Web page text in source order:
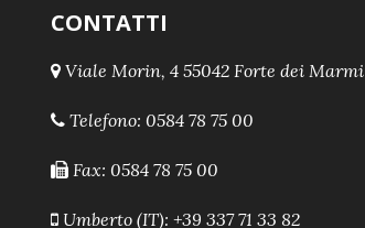
CONTATTI
Viale Morin, 4 55042 Forte dei
Telefono: 0584 78 75 00
Fax: 0584 78 75 00
Umberto (IT): +39 337 71 33 82